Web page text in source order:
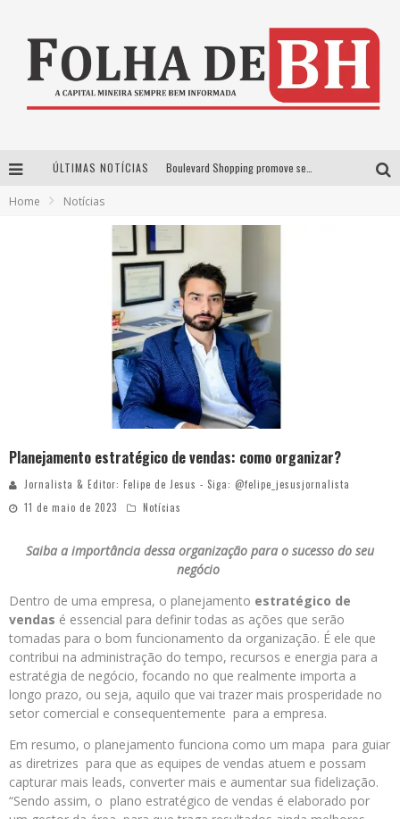
ÚLTIMAS NOTÍCIAS
Home Notícias
Planejamento estratégico de vendas: como organizar?
Jornalista & Editor: Felipe de Jesus - Siga: @felipe_jesusjornalista
11 de maio de 2023
Notícias
Saiba a importância dessa organização para o sucesso do seu
negócio
Dentro de uma empresa, o planejamento estratégico de
vendas é essencial para definir todas as ações que serão
tomadas para o bom funcionamento da organização. É ele que
contribui na administração do tempo, recursos e energia para a
estratégia de negócio, focando no que realmente importa a
longo prazo, ou seja, aquilo que vai trazer mais prosperidade no
setor comercial e consequentemente para a empresa.
Em resumo, o planejamento funciona como um mapa para guiar
as diretrizes para que as equipes de vendas atuem e possam
capturar mais leads, converter mais e aumentar sua fidelização.
“Sendo assim, o plano estratégico de vendas é elaborado por